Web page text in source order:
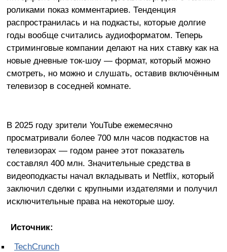
роликами показ комментариев. Тенденция
распространилась и на подкасты, которые долгие
годы вообще считались аудиоформатом. Теперь
стриминговые компании делают на них ставку как на
новые дневные ток-шоу — формат, который можно
смотреть, но можно и слушать, оставив включённым
телевизор в соседней комнате.
В 2025 году зрители YouTube ежемесячно
просматривали более 700 млн часов подкастов на
телевизорах — годом ранее этот показатель
составлял 400 млн. Значительные средства в
видеоподкасты начал вкладывать и Netflix, который
заключил сделки с крупными издателями и получил
исключительные права на некоторые шоу.
Источник:
TechCrunch